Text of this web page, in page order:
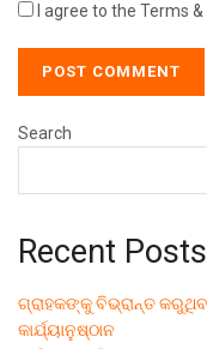
I agree to the Terms
Search
Recent Posts
ଗ୍ରାହକଙ୍କୁ ବିଭ୍ରାନ୍ତ
କାର୍ଯ୍ୟାନୁଷ୍ଠାନ